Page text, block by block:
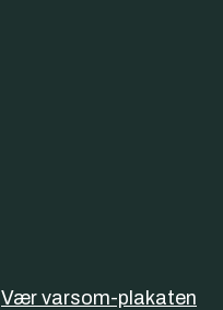
Vær varsom-plakaten